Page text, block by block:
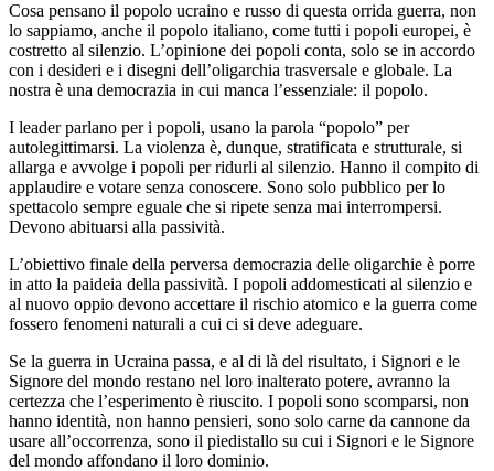
Cosa pensano il popolo ucraino e russo di questa orrida guerra, non
lo sappiamo, anche il popolo italiano, come tutti i popoli europei, è
costretto al silenzio. L’opinione dei popoli conta, solo se in accordo
con i desideri e i disegni dell’oligarchia trasversale e globale. La
nostra è una democrazia in cui manca l’essenziale: il popolo.
I leader parlano per i popoli, usano la parola “popolo” per
autolegittimarsi. La violenza è, dunque, stratificata e strutturale, si
allarga e avvolge i popoli per ridurli al silenzio. Hanno il compito di
applaudire e votare senza conoscere. Sono solo pubblico per lo
spettacolo sempre eguale che si ripete senza mai interrompersi.
Devono abituarsi alla passività.
L’obiettivo finale della perversa democrazia delle oligarchie è porre
in atto la paideia della passività. I popoli addomesticati al silenzio e
al nuovo oppio devono accettare il rischio atomico e la guerra come
fossero fenomeni naturali a cui ci si deve adeguare.
Se la guerra in Ucraina passa, e al di là del risultato, i Signori e le
Signore del mondo restano nel loro inalterato potere, avranno la
certezza che l’esperimento è riuscito. I popoli sono scomparsi, non
hanno identità, non hanno pensieri, sono solo carne da cannone da
usare all’occorrenza, sono il piedistallo su cui i Signori e le Signore
del mondo affondano il loro dominio.